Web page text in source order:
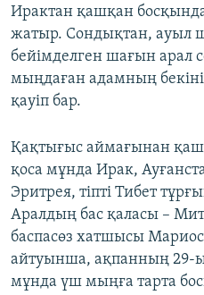
Ирактан қашқан
жатыр. Сондықтан, ауыл
бейімделген шағын арал
мыңдаған адамның
қауіп бар.
Қақтығыс аймағынан
қоса мұнда Ирак,
Эритрея, тіпті Тибет
Аралдың бас қаласы –
баспасөз хатшысы
айтуынша, ақпанның 29-
мұнда үш мыңға тарта